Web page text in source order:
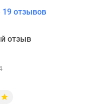
19 отзывов
отзыв